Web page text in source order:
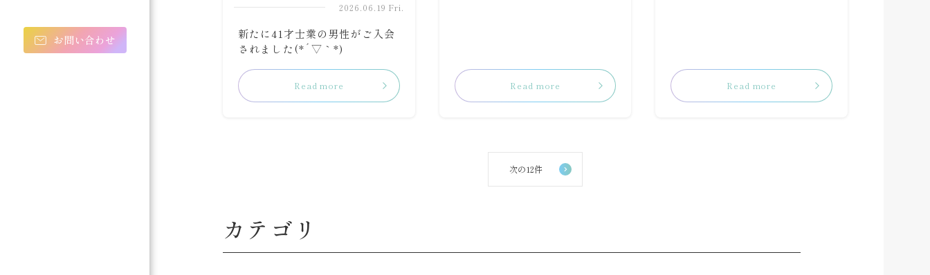
お問い合わせ
2026.06.19 Fri.
新たに41才士業の男性がご入会
されました(*´▽｀*)
Read more Read more Read more
次の12件
カテゴリ